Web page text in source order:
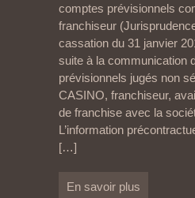
comptes prévisionnels
franchiseur
cassation du 31 janvier
suite à la communication
prévisionnels jugés non
CASINO, franchiseur,
de franchise avec la
L’information
[…]
En savoir plus